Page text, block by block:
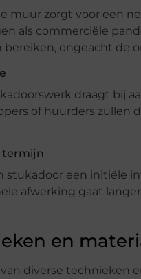
muur zorgt voor een
als commerciële
ongeacht de
draagt bij
of huurders zullen
termijn
stukadoor een initiële
afwerking gaat
en
diverse technieken